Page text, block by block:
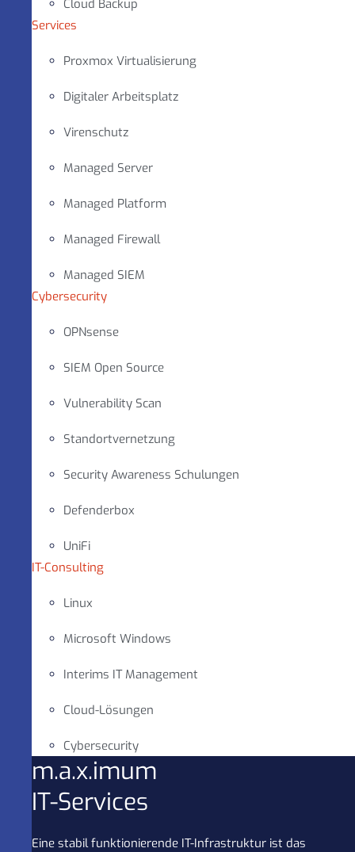
Cloud Backup
Services
Proxmox Virtualisierung
Digitaler Arbeitsplatz
Virenschutz
Managed Server
Managed Platform
Managed Firewall
Managed SIEM
Cybersecurity
OPNsense
SIEM Open Source
Vulnerability Scan
Standortvernetzung
Security Awareness Schulungen
Defenderbox
UniFi
IT-Consulting
Linux
Microsoft Windows
Interims IT Management
Cloud-Lösungen
Cybersecurity
m.a.x.imum
IT-Services
Eine stabil funktionierende IT-Infrastruktur ist das